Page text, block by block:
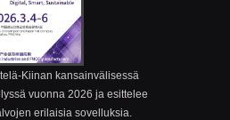
Kiinan kansainvälisessä
vuonna 2026 ja esittelee
erilaisia ​​sovelluksia.